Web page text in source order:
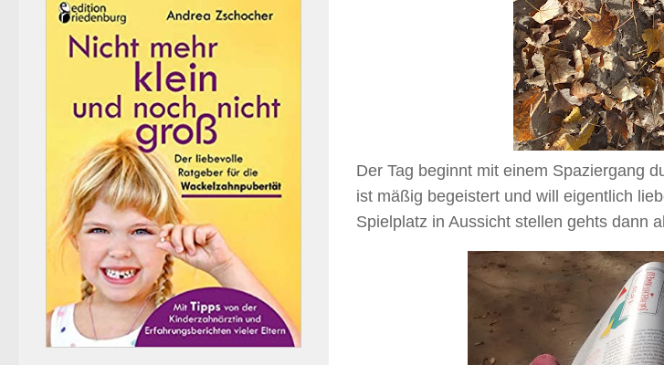
Der Tag beginnt mit einem Spaziergang
ist mäßig begeistert und will eigentlich
Spielplatz in Aussicht stellen gehts dann